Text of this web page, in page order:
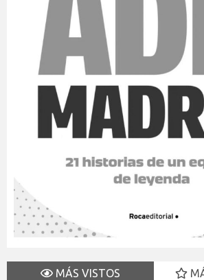
MÁS VISTOS